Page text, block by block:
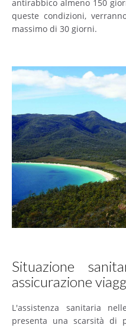
antirabbico almeno 150
queste condizioni,
massimo di 30 giorni.
Situazione
assicurazione
L'assistenza sanitaria
presenta una scarsità di